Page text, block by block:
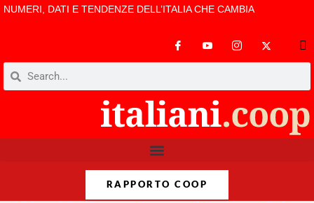
NUMERI, DATI E TENDENZE DELL’ITALIA CHE CAMBIA
RAPPORTO COOP